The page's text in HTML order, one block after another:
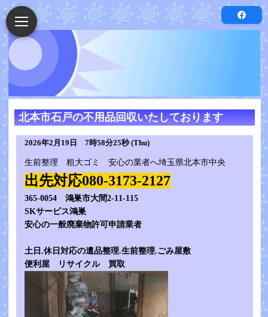
北本市石戸の不用品回収いたしております
2026年2月19日 7時58分25秒 (Thu)
生前整理 粗大ゴミ 安心の業者へ埼玉県北本市中央
出先対応080-3173-2127
365-0054 鴻巣市大間2-11-115
SKサービス鴻巣
安心の一般廃棄物許可申請業者
土日.休日対応の遺品整理.生前整理.ごみ屋敷
便利屋 リサイクル 買取